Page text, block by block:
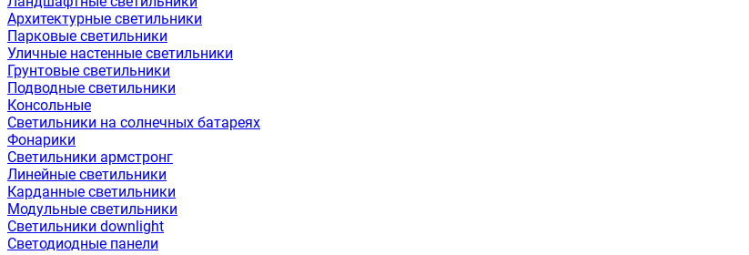
Архитектурные светильники
Парковые светильники
Уличные настенные светильники
Грунтовые светильники
Подводные светильники
Консольные
Светильники на солнечных батареях
Фонарики
Светильники армстронг
Линейные светильники
Карданные светильники
Модульные светильники
Светильники downlight
Светодиодные панели